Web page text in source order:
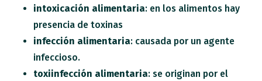
intoxicación alimentaria: en los alimentos hay
presencia de toxinas
infección alimentaria: causada por un agente
infeccioso.
toxiinfección alimentaria: se originan por el